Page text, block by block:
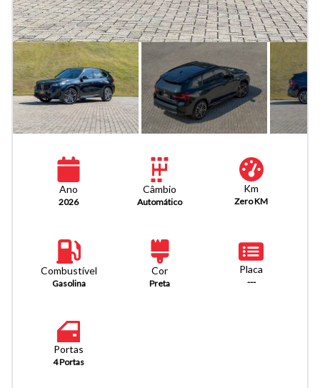
Ano
2026
Câmbio
Automático
Km
Zero KM
Combustível
Gasolina
Cor
Preta
Placa
---
Portas
4 Portas